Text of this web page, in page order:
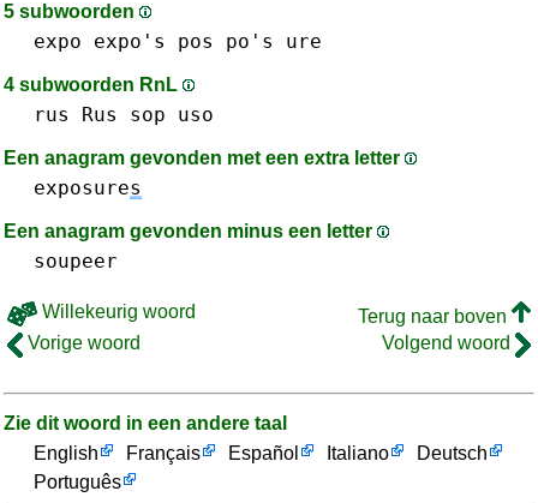
5 subwoorden
expo expo's pos po's ure
4 subwoorden RnL
rus Rus sop uso
Een anagram gevonden met een extra letter
exposures
Een anagram gevonden minus een letter
soupeer
Willekeurig woord
Terug naar boven
Vorige woord
Volgend woord
Zie dit woord in een andere taal
English
Français Español Italiano
Deutsch
Português